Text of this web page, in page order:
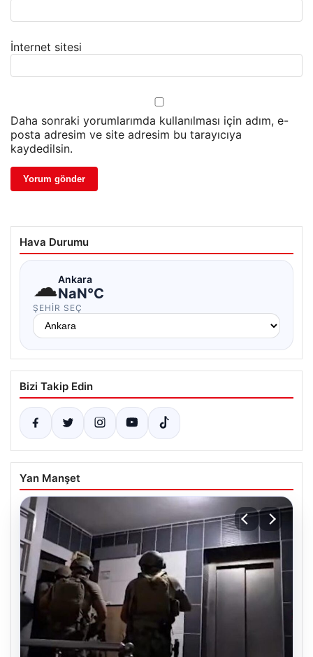
İnternet sitesi
Daha sonraki yorumlarımda kullanılması için adım, e-
posta adresim ve site adresim bu tarayıcıya
kaydedilsin.
Hava Durumu
☁Ankara
NaN°C
ŞEHIR SEÇ
Bizi Takip Edin
Yan Manşet